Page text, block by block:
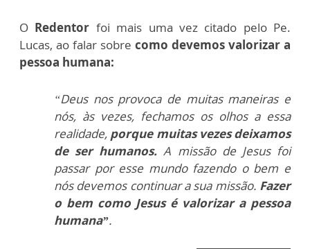
O Redentor foi mais uma vez citado pelo Pe.
Lucas, ao falar sobre como devemos valorizar a
pessoa humana:
“Deus nos provoca de muitas maneiras e
nós, às vezes, fechamos os olhos a essa
realidade, porque muitas vezes deixamos
de ser humanos. A missão de Jesus foi
passar por esse mundo fazendo o bem e
nós devemos continuar a sua missão. Fazer
o bem como Jesus é valorizar a pessoa
humana”.